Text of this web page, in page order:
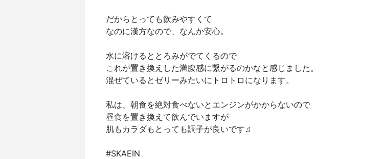
だからとっても飲みやすくて
なのに漢方なので、なんか安心。
水に溶けるととろみがでてくるので
これが置き換えした満腹感に繋がるのかなと感じました。
混ぜているとゼリーみたいにトロトロになります。
私は、朝食を絶対食べないとエンジンがかからないので
昼食を置き換えて飲んでいますが
肌もカラダもとっても調子が良いです♫
#SKAEIN